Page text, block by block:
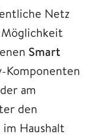
Netz
Smart
Komponenten
am
den
Haushalt